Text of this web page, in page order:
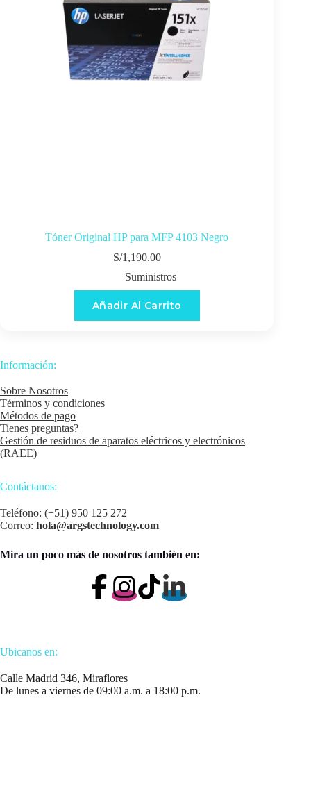
Tóner Original HP para MFP 4103 Negro
S/1,190.00
Suministros
Añadir Al Carrito
Información:
Sobre Nosotros
Términos y condiciones
Métodos de pago
Tienes preguntas?
Gestión de residuos de aparatos eléctricos y electrónicos
(RAEE)
Contáctanos:
Teléfono: (+51) 950 125 272
Correo: hola@argstechnology.com
Mira un poco más de nosotros también en:
Ubicanos en:
Calle Madrid 346, Miraflores
De lunes a viernes de 09:00 a.m. a 18:00 p.m.